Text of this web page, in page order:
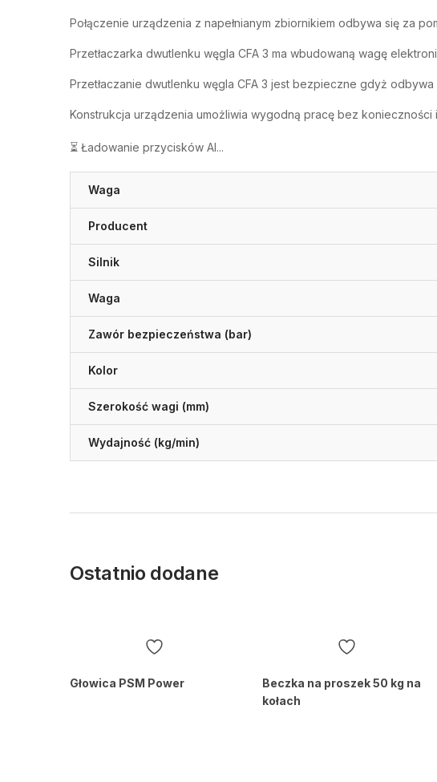
Połączenie urządzenia z napełnianym zbiornikiem odbywa się za
Przetłaczarka dwutlenku węgla CFA 3 ma wbudowaną wagę
Przetłaczanie dwutlenku węgla CFA 3 jest bezpieczne gdyż odbywa
Konstrukcja urządzenia umożliwia wygodną pracę bez
⏳ Ładowanie przycisków AI...
Waga
Producent
Silnik
Waga
Zawór bezpieczeństwa (bar)
Kolor
Szerokość wagi (mm)
Wydajność (kg/min)
Ostatnio dodane
Głowica PSM Power
Beczka na proszek 50 kg na
kołach